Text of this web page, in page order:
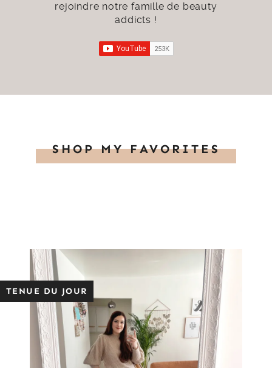
rejoindre notre famille de beauty
addicts !
SHOP MY FAVORITES
TENUE DU JOUR